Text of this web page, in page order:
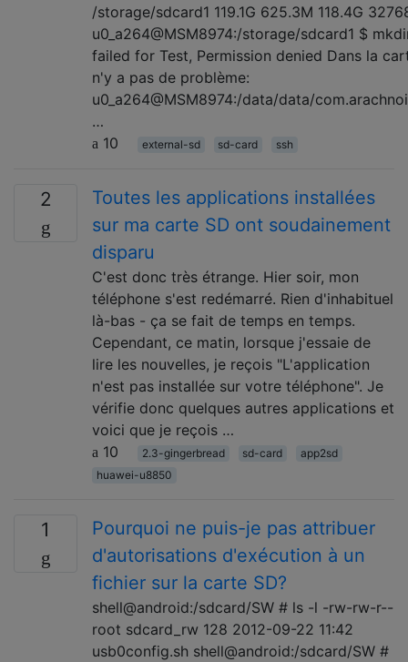
/storage/sdcard1 119.1G 625.3M 118.4G
u0_a264@MSM8974:/storage/sdcard1 $
failed for Test, Permission denied Dans la
n'y a pas de problème:
u0_a264@MSM8974:/data/data/
…
10
external-sd sd-card ssh
2
Toutes les applications installées
sur ma carte SD ont soudainement
disparu
C'est donc très étrange. Hier soir, mon
téléphone s'est redémarré. Rien d'inhabituel
là-bas - ça se fait de temps en temps.
Cependant, ce matin, lorsque j'essaie de
lire les nouvelles, je reçois "L'application
n'est pas installée sur votre téléphone". Je
vérifie donc quelques autres applications et
voici que je reçois …
10
2.3-gingerbread sd-card
app2sd
huawei-u8850
1
Pourquoi ne puis-je pas attribuer
d'autorisations d'exécution à un
fichier sur la carte SD?
shell@android:/sdcard/SW # ls -l -rw-rw-r--
root sdcard_rw 128 2012-09-22 11:42
usb0config.sh shell@android:/sdcard/SW #